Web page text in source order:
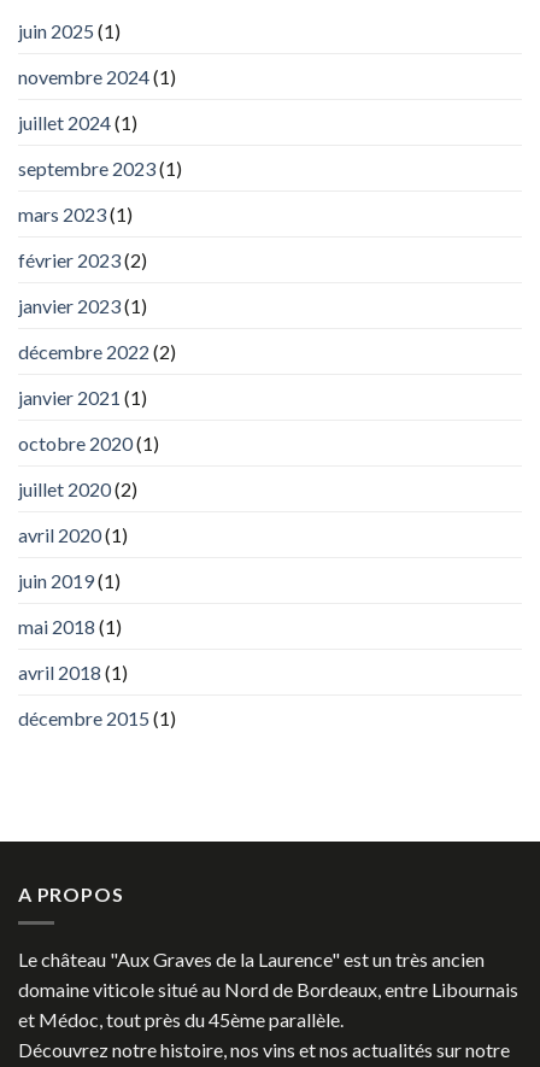
juin 2025 (1)
novembre 2024(1)
juillet 2024(1)
septembre 2023(1)
mars 2023(1)
février 2023(2)
janvier 2023(1)
décembre 2022 (2)
janvier 2021 (1)
octobre 2020(1)
juillet 2020(2)
avril 2020(1)
juin 2019(1)
mai 2018 (1)
avril 2018 (1)
décembre 2015 (1)
A PROPOS
Le château "Aux Graves de la Laurence" est un très ancien
domaine viticole situé au Nord de Bordeaux, entre Libournais
et Médoc, tout près du 45ème parallèle.
Découvrez notre histoire, nos vins et nos actualités sur notre